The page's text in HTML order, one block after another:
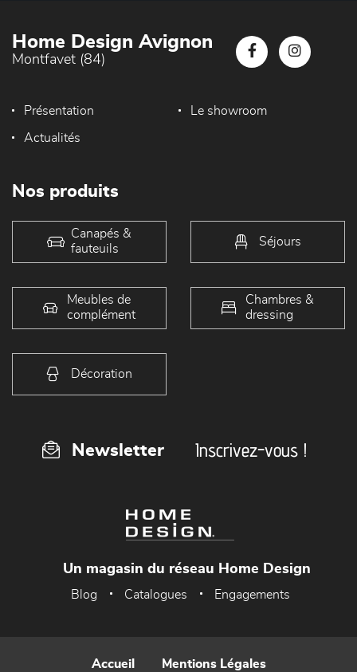
Home Design Avignon
Montfavet (84)
Présentation Le showroom
Actualités
Nos produits
Canapés &
fauteuils
Séjours
Meubles de
complément
Chambres &
dressing
Décoration
Newsletter Inscrivez-vous !
Un magasin du réseau Home Design
Blog Catalogues Engagements
Accueil Mentions Légales